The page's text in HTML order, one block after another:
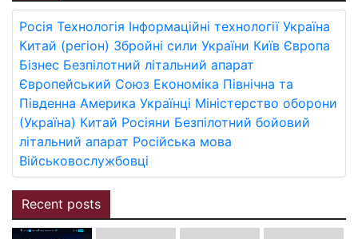
Росія Технологія Інформаційні технології Україна
Китай (регіон) Збройні сили України Київ Європа
Бізнес Безпілотний літальний апарат
Європейський Союз Економіка Північна та
Південна Америка Українці Міністерство оборони
(Україна) Китай Росіяни Безпілотний бойовий
літальний апарат Російська мова
Військовослужбовці
Recent posts